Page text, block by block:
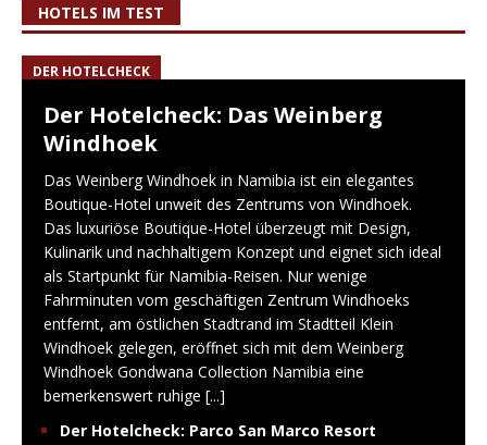
HOTELS IM TEST
DER HOTELCHECK
Der Hotelcheck: Das Weinberg
Windhoek
Das Weinberg Windhoek in Namibia ist ein elegantes
Boutique-Hotel unweit des Zentrums von Windhoek.
Das luxuriöse Boutique-Hotel überzeugt mit Design,
Kulinarik und nachhaltigem Konzept und eignet sich ideal
als Startpunkt für Namibia-Reisen. Nur wenige
Fahrminuten vom geschäftigen Zentrum Windhoeks
entfernt, am östlichen Stadtrand im Stadtteil Klein
Windhoek gelegen, eröffnet sich mit dem Weinberg
Windhoek Gondwana Collection Namibia eine
bemerkenswert ruhige [...]
Der Hotelcheck: Parco San Marco Resort